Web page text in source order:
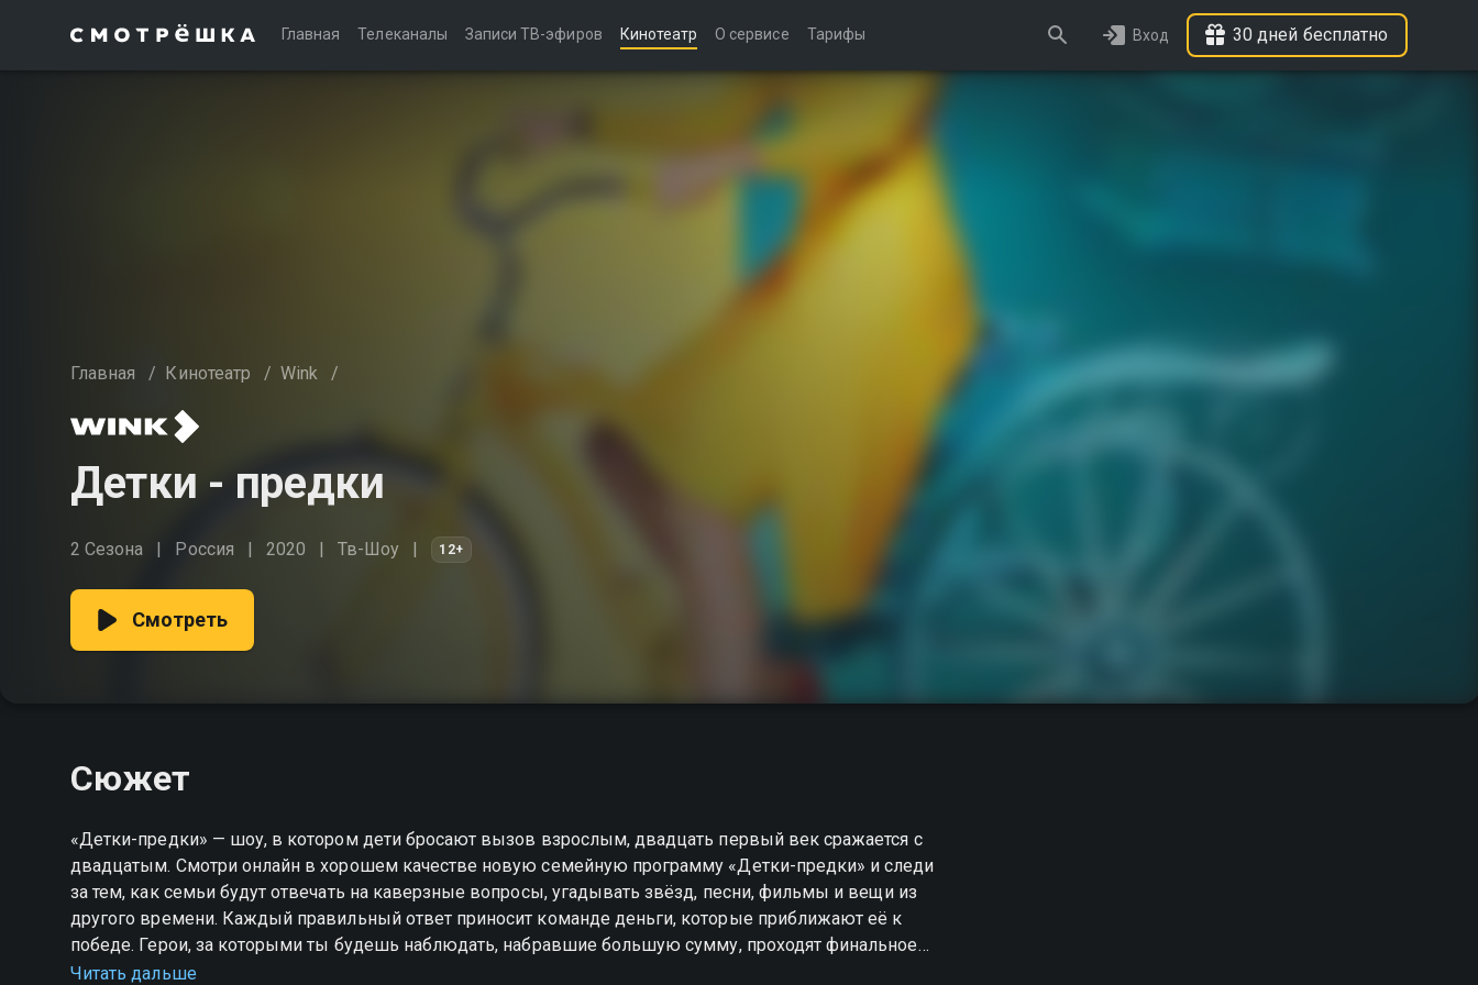
Главная Телеканалы Записи ТВ-эфиров Кинотеатр О сервисе Тарифы Вход 30 дней бесплатно
Главная / Кинотеатр / Wink /
Детки - предки
2 Сезона Россия 2020 Тв-Шоу 12+
Смотреть
Сюжет
«Детки-предки» — шоу, в котором дети бросают вызов взрослым, двадцать первый век сражается с
двадцатым. Смотри онлайн в хорошем качестве новую семейную программу «Детки-предки» и следи
за тем, как семьи будут отвечать на каверзные вопросы, угадывать звёзд, песни, фильмы и вещи из
другого времени. Каждый правильный ответ приносит команде деньги, которые приближают её к
победе. Герои, за которыми ты будешь наблюдать, набравшие большую сумму, проходят финальное
испытание, чтобы выиграть путешествие в Париж для всей семьи
Читать дальше